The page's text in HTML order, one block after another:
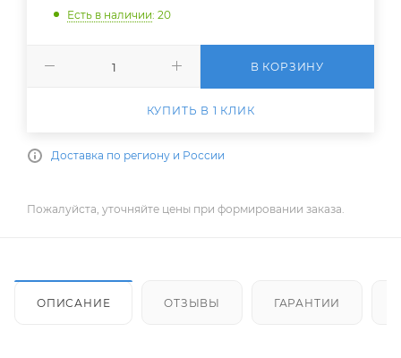
Есть в наличии: 20
В КОРЗИНУ
КУПИТЬ В 1 КЛИК
Доставка по региону и России
Пожалуйста, уточняйте цены при формировании заказа.
ОПИСАНИЕ ОТЗЫВЫ ГАРАНТИИ